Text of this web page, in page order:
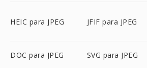
HEIC para JPEG JFIF para JPEG
DOC para JPEG SVG para JPEG